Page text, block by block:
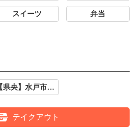
スイーツ 弁当
【県央】水戸市・ひたちなか市・笠間市周辺
テイクアウト